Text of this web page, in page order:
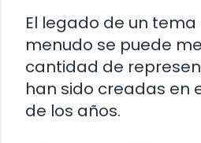
El legado de un
menudo se puede
cantidad de
han sido creadas en
de los años.